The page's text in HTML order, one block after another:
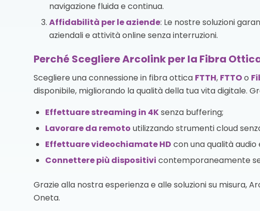
navigazione fluida e continua.
Affidabilità per le aziende: Le nostre soluzioni
aziendali e attività online senza interruzioni.
Perché Scegliere Arcolink per la Fibra
Scegliere una connessione in fibra ottica FTTH, FTTOo
disponibile, migliorando la qualità della tua vita digitale.
Effettuare streaming in 4Ksenza buffering;
Lavorare da remoto utilizzando strumenti cloud
Effettuare videochiamate HD con una qualità
Connettere più dispositivi contemporaneamente
Grazie alla nostra esperienza e alle soluzioni su
Oneta.